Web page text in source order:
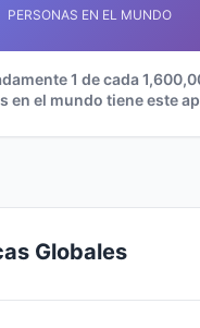
PERSONAS EN EL MUNDO
1 de cada
en el mundo tiene este
Globales